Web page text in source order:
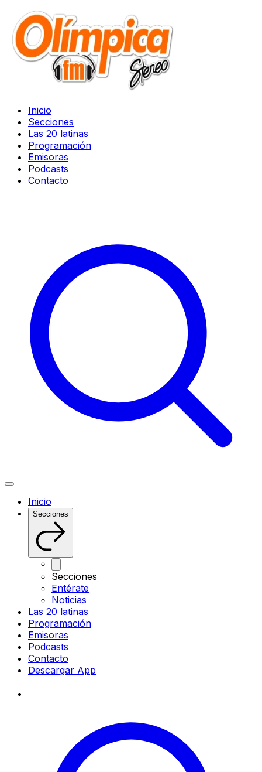
Inicio
Secciones
Las 20 latinas
Programación
Emisoras
Podcasts
Contacto
Inicio
Secciones
Secciones
Entérate
Noticias
Las 20 latinas
Programación
Emisoras
Podcasts
Contacto
Descargar App